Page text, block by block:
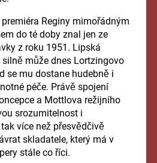
Reginy mimořádným
do té doby znal jen ze
z roku 1951. Lipská
může dnes Lortzingovo
se mu dostane hudebně i
péče. Právě spojení
a Mottlova režijního
srozumitelnost i
více než přesvědčivě
skladatele, který má v
stále co říci.